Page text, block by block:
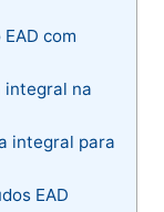
com
integral na
integral para
EAD